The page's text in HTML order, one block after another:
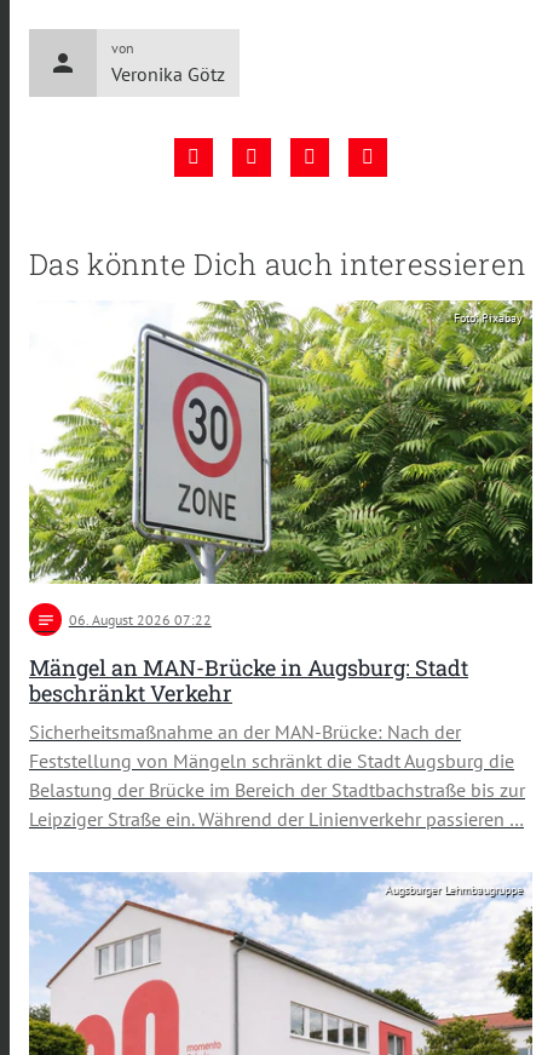
person
von
Veronika Götz
Das könnte Dich auch interessieren
Foto: Pixabay
notes 06 . August 2026 07:22
Mängel an MAN-Brücke in Augsburg: Stadt
beschränkt Verkehr
Sicherheitsmaßnahme an der MAN-Brücke: Nach der
Feststellung von Mängeln schränkt die Stadt Augsburg die
Belastung der Brücke im Bereich der Stadtbachstraße bis zur
Leipziger Straße ein. Während der Linienverkehr passieren …
Augsburger Lehmbaugruppe